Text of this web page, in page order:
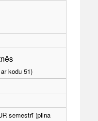
kodu 51)
semestrī (pilna